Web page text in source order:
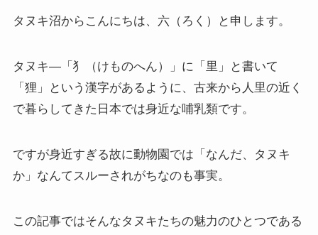
タヌキ沼からこんにちは、六（ろく）と申します。
タヌキ―「犭（けものへん）」に「里」と書いて
「狸」という漢字があるように、古来から人里の近く
で暮らしてきた日本では身近な哺乳類です。
ですが身近すぎる故に動物園では「なんだ、タヌキ
か」なんてスルーされがちなのも事実。
この記事ではそんなタヌキたちの魅力のひとつである